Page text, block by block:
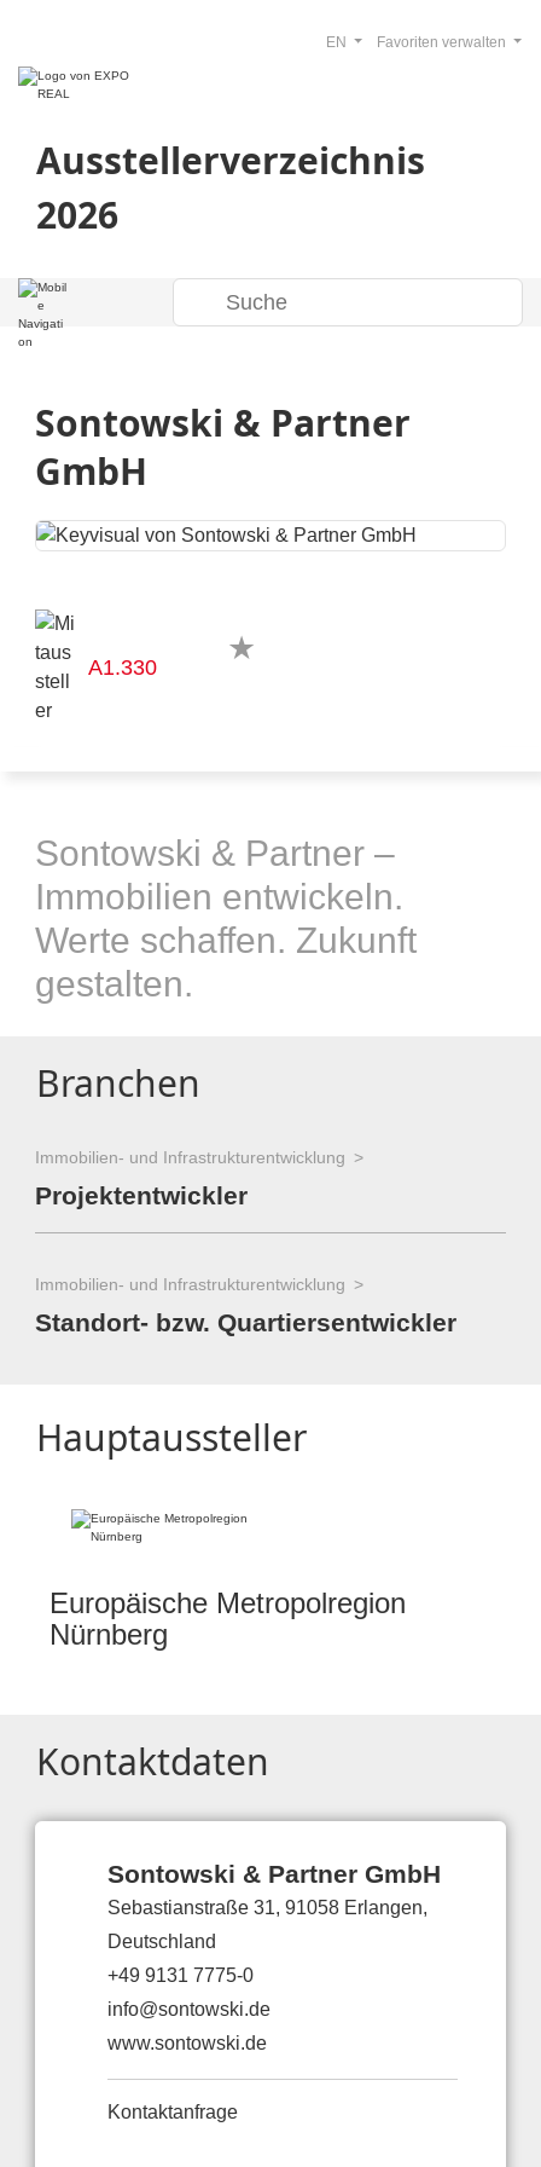
Ausstellerverzeichnis
2026
Favoriten verwalten
EN
Sontowski & Partner
GmbH
A1.330
Sontowski & Partner –
Immobilien entwickeln.
Werte schaffen. Zukunft
gestalten.
Branchen
Immobilien- und Infrastrukturentwicklung
Projektentwickler
Immobilien- und Infrastrukturentwicklung
Standort- bzw. Quartiersentwickler
Hauptaussteller
Europäische Metropolregion
Nürnberg
Kontaktdaten
Sontowski & Partner GmbH
Sebastianstraße 31, 91058 Erlangen,
Deutschland
+49 9131 7775-0
info@sontowski.de
www.sontowski.de
Kontaktanfrage